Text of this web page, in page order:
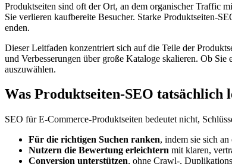
Produktseiten sind oft der Ort, an dem organischer Traffic
Sie verlieren kaufbereite Besucher. Starke Produktseiten-
enden.
Dieser Leitfaden konzentriert sich auf die Teile der
und Verbesserungen über große Kataloge skalieren. Ob
auszuwählen.
Was Produktseiten-SEO tatsächlich
SEO für E‑Commerce-Produktseiten bedeutet nicht,
Für die richtigen Suchen ranken, indem sie sich
Nutzern die Bewertung erleichtern mit klaren,
Conversion unterstützen, ohne Crawl-,